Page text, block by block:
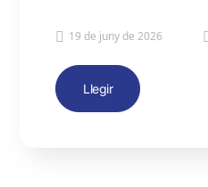
19 de juny de 2026
Llegir